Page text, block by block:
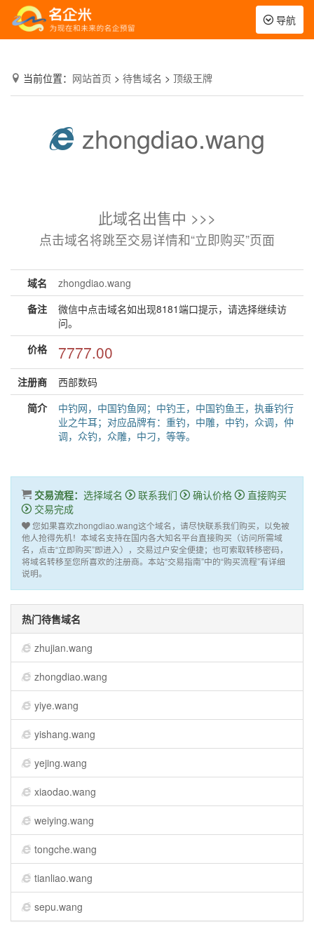
Toggle
navigation
导航
当前位置： 网站首页 > 待售域名 > 顶级王牌
zhongdiao.wang
此域名出售中 >>>
点击域名将跳至交易详情和“立即购买”页面
域名
zhongdiao.wang
备注
微信中点击域名如出现8181端口提示，请选择继续访
问。
价格
7777.00
注册商
西部数码
简介
中钓网，中国钓鱼网；中钓王，中国钓鱼王，执垂钓行
业之牛耳；对应品牌有：重钓，中雕，中钓，众调，仲
调，众钓，众雕，中刁，等等。
交易流程： 选择域名 联系我们 确认价格
直接购买
交易完成
您如果喜欢zhongdiao.wang这个域名，请尽快联系我们购买，以免被
他人抢得先机！本域名支持在国内各大知名平台直接购买（访问所需域
名，点击“立即购买”即进入），交易过户安全便捷；也可索取转移密码，
将域名转移至您所喜欢的注册商。本站“交易指南”中的“购买流程”有详细
说明。
热门待售域名
zhujian.wang
zhongdiao.wang
yiye.wang
yishang.wang
yejing.wang
xiaodao.wang
weiying.wang
tongche.wang
tianliao.wang
sepu.wang